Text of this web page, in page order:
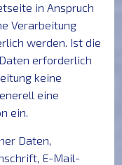
in Anspruch
Verarbeitung
werden. Ist die
erforderlich
keine
eine
ein.
Daten,
E-Mail-